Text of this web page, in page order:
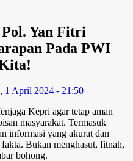
Yan Fitri
Pada PWI
1 April 2024 - 21:50
Kepri agar tetap aman
masyarakat. Termasuk
informasi yang akurat dan
Bukan menghasut, fitnah,
bohong.